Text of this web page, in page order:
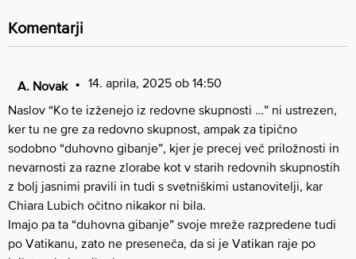
Komentarji
A. Novak
14. aprila, 2025 ob 14:50
Naslov “Ko te izženejo iz redovne skupnosti …” ni ustrezen,
ker tu ne gre za redovno skupnost, ampak za tipično
sodobno “duhovno gibanje”, kjer je precej več priložnosti in
nevarnosti za razne zlorabe kot v starih redovnih skupnostih
z bolj jasnimi pravili in tudi s svetniškimi ustanovitelji, kar
Chiara Lubich očitno nikakor ni bila.
Imajo pa ta “duhovna gibanje” svoje mreže razpredene tudi
po Vatikanu, zato ne preseneča, da si je Vatikan raje po